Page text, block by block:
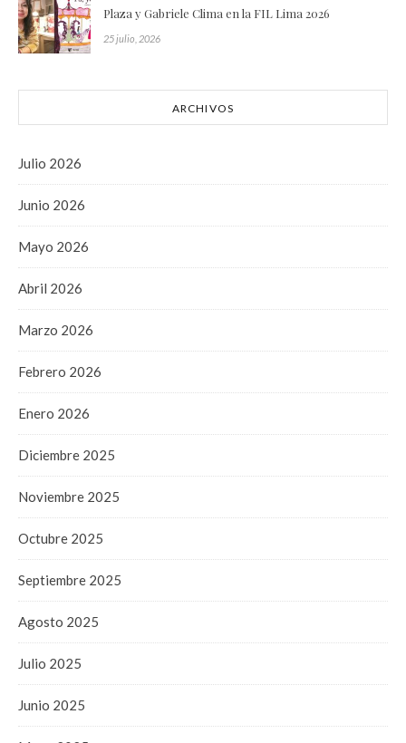
Plaza y Gabriele Clima en la FIL Lima 2026
25 julio, 2026
ARCHIVOS
Julio 2026
Junio 2026
Mayo 2026
Abril 2026
Marzo 2026
Febrero 2026
Enero 2026
Diciembre 2025
Noviembre 2025
Octubre 2025
Septiembre 2025
Agosto 2025
Julio 2025
Junio 2025